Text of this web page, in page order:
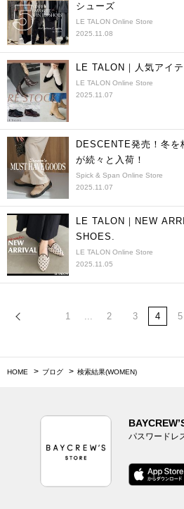
シューズ
LE TALON Online Store
2025.11.08
LE TALON｜人気アイ
LE TALON Online Store
2025.11.07
DESCENTE発売！冬を
が続々と入荷！
Spick & Span Online Store
2025.11.07
LE TALON｜NEW
SHOES.
LE TALON Online Store
2025.11.05
1 ... 2 3 4 5
HOME ブログ 検索結果(WOMEN)
パスワードレ